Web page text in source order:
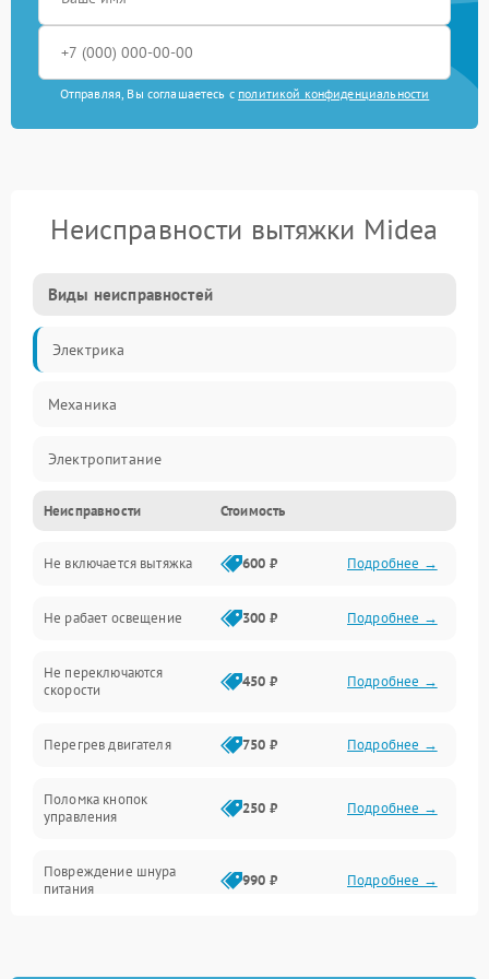
Отправляя, Вы соглашаетесь с политикой конфиденциальности
Неисправности вытяжки Midea
Виды неисправностей
Электрика
Механика
Электропитание
Вентиляция
Освещение
Механические повреждения
Электроника
Неисправности Стоимость
Не включается вытяжка 600 ₽ Подробнее →
Не рабает освещение 300 ₽ Подробнее →
Не переключаются
скорости
450 ₽ Подробнее →
Перегрев двигателя 750 ₽ Подробнее →
Поломка кнопок
управления
250 ₽ Подробнее →
Повреждение шнура
питания
990 ₽ Подробнее →